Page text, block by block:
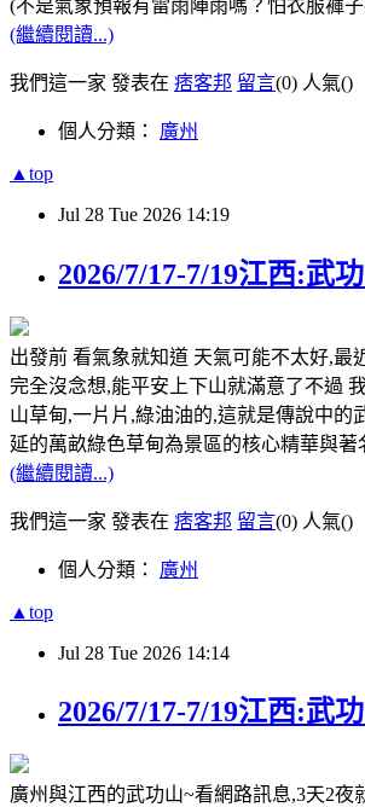
(不是氣象預報有雷雨陣雨嗎？怕衣服褲
(繼續閱讀...)
我們這一家 發表在 痞客邦 留言(0) 人氣()
個人分類： 廣州
▲top
Jul 28 Tue 2026 14:19
2026/7/17-7/19江西:武
出發前 看氣象就知道 天氣可能不太好,
完全沒念想,能平安上下山就滿意了不過
山草甸,一片片,綠油油的,這就是傳說中
延的萬畝綠色草甸為景區的核心精華與
(繼續閱讀...)
我們這一家 發表在 痞客邦 留言(0) 人氣()
個人分類： 廣州
▲top
Jul 28 Tue 2026 14:14
2026/7/17-7/19江西:武
廣州與江西的武功山~看網路訊息,3天2